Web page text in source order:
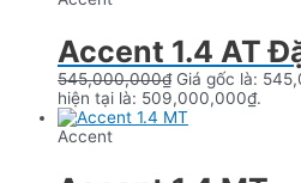
Accent 1.4 AT
545,000,000₫ Giá gốc là:
hiện tại là: 509,000,000₫.
Accent